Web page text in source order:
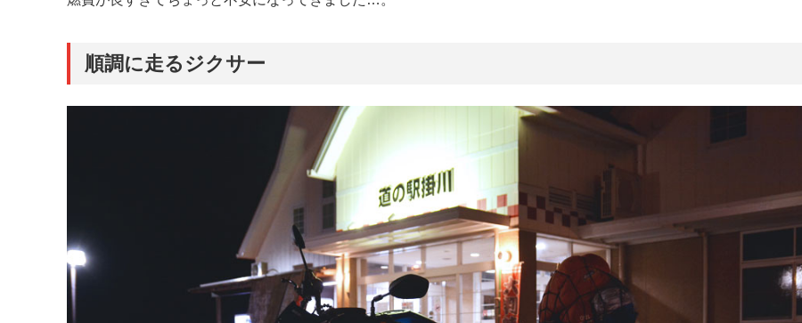
順調に走るジクサー